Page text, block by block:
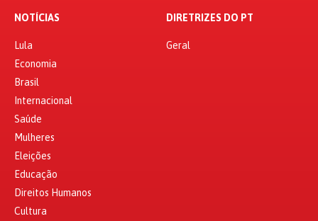
NOTÍCIAS
Lula
Economia
Brasil
Internacional
Saúde
Mulheres
Eleições
Educação
Direitos Humanos
Cultura
DIRETRIZES DO PT
Geral